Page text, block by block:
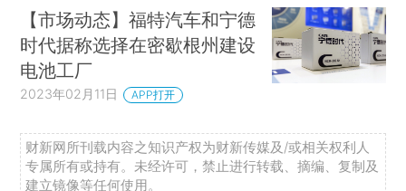
【市场动态】福特汽车和宁德
时代据称选择在密歇根州建设
电池工厂
2023年02月11日 APP打开
财新网所刊载内容之知识产权为财新传媒及/或相关权利人
专属所有或持有。未经许可，禁止进行转载、摘编、复制及
建立镜像等任何使用。